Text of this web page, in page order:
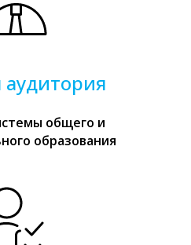
аудитория
общего и
образования